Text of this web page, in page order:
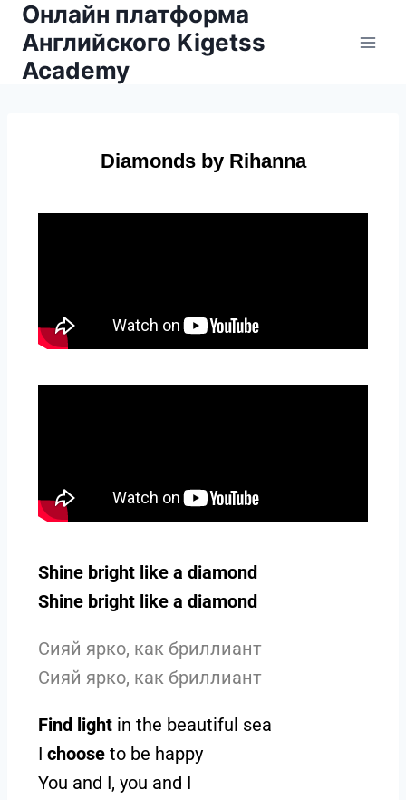
Онлайн платформа
Английского Kigetss
Academy
Diamonds by Rihanna
Shine bright like a diamond
Shine bright like a diamond
Сияй ярко, как бриллиант
Сияй ярко, как бриллиант
Find light in the beautiful sea
I choose to be happy
You and I, you and I